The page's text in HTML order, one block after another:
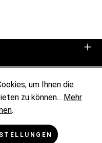
um Ihnen die
zu können... Mehr
.